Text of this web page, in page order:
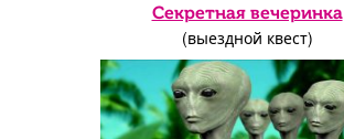
Секретная вечеринка
(выездной квест)